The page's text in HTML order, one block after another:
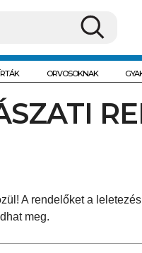
ORVOSOKNAK
A rendelőket a
meg.